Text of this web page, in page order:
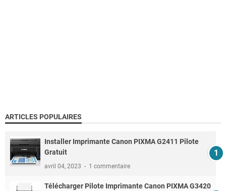
ARTICLES POPULAIRES
Installer Imprimante Canon PIXMA G2411 Pilote
Gratuit
avril 04, 2023 1 commentaire
Télécharger Pilote Imprimante Canon PIXMA G3420